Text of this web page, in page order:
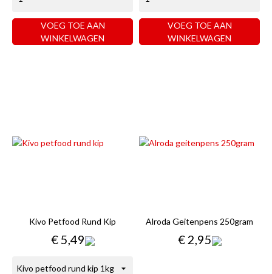
VOEG TOE AAN
WINKELWAGEN
VOEG TOE AAN
WINKELWAGEN
Kivo Petfood Rund Kip
Prijs
€ 5,49
Alroda Geitenpens 250gram
Prijs
€ 2,95